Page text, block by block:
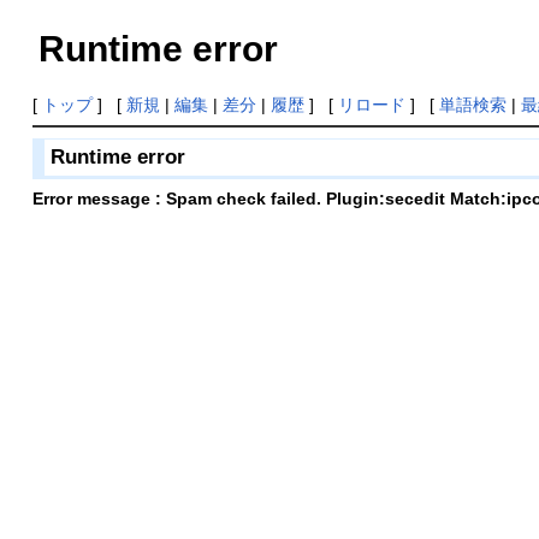
Runtime error
[ トップ] [ 新規 | 編集| 差分| 履歴] [ リロード ] [ 単語検索|
Runtime error
Error message : Spam check failed. Plugin:secedit